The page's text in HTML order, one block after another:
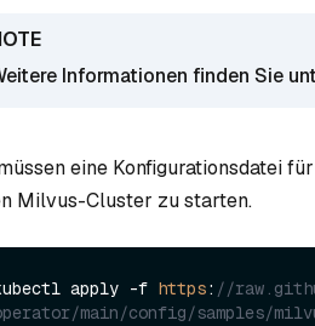
Informationen finden Sie
eine Konfigurationsdatei
Milvus-Cluster zu starten.
apply -f https: //
main/config/samples/